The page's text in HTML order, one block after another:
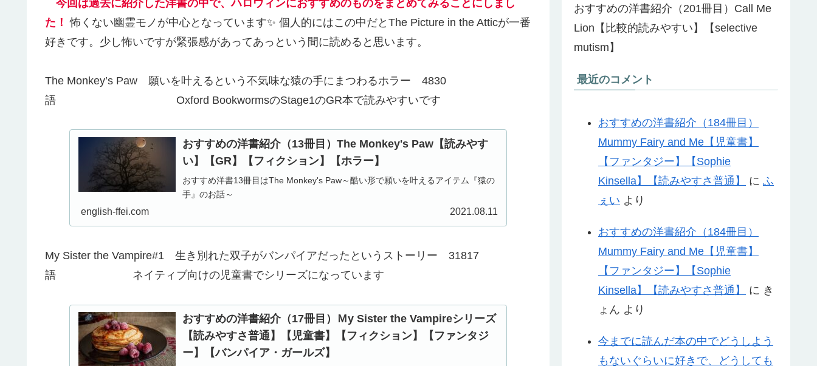
今回は過去に紹介した洋書の中で、ハロウィンにおすすめのものをまとめてみることにしまし
た！ 怖くない幽霊モノが中心となっています✨ 個人的にはこの中だとThe Picture in the Atticが一番
好きです。少し怖いですが緊張感があってあっという間に読めると思います。
The Monkey’s Paw 願いを叶えるという不気味な猿の手にまつわるホラー 4830
語 Oxford BookwormsのStage1のGR本で読みやすいです
おすすめの洋書紹介（13冊目）The Monkey's Paw【読みやす
い】【GR】【フィクション】【ホラー】
おすすめ洋書13冊目はThe Monkey's Paw～酷い形で願いを叶えるアイテム『猿の
手』のお話～
english-ffei.com 2021.08.11
My Sister the Vampire#1 生き別れた双子がバンパイアだったというストーリー 31817
語 ネイティブ向けの児童書でシリーズになっています
おすすめの洋書紹介（17冊目）Ｍy Sister the Vampireシリーズ
【読みやすさ普通】【児童書】【フィクション】【ファンタジ
ー】【バンパイア・ガールズ】
おすすめの洋書紹介（201冊目）Call Me
Lion【比較的読みやすい】【selective
mutism】
最近のコメント
おすすめの洋書紹介（184冊目）
Mummy Fairy and Me【児童書】
【ファンタジー】【Sophie
Kinsella】【読みやすさ普通】
に ふ
ぇい より
おすすめの洋書紹介（184冊目）
Mummy Fairy and Me【児童書】
【ファンタジー】【Sophie
Kinsella】【読みやすさ普通】
に き
ょん より
今までに読んだ本の中でどうしよう
もないぐらいに好きで、どうしても